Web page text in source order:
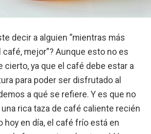
decir a alguien “mientras más
mejor”? Aunque esto no es
cierto, ya que el café debe estar a
para poder ser disfrutado al
a qué se refiere. Y es que no
una rica taza de café caliente recién
hoy en día, el café frío está en